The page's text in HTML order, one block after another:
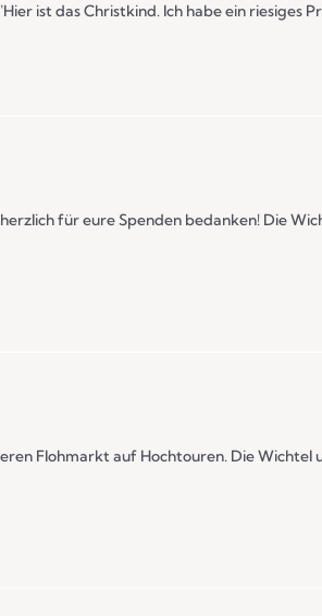
ist das Christkind. Ich habe ein riesiges
für eure Spenden bedanken! Die
Flohmarkt auf Hochtouren. Die